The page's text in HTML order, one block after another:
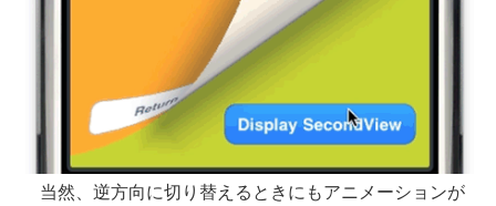
当然、逆方向に切り替えるときにもアニメーションが